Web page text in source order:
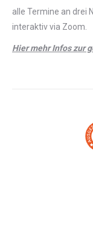
alle Termine an drei
interaktiv via Zoom.
Hier mehr Infos zur